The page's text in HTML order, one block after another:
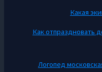
Какая
Как отпраздновать
Логопед